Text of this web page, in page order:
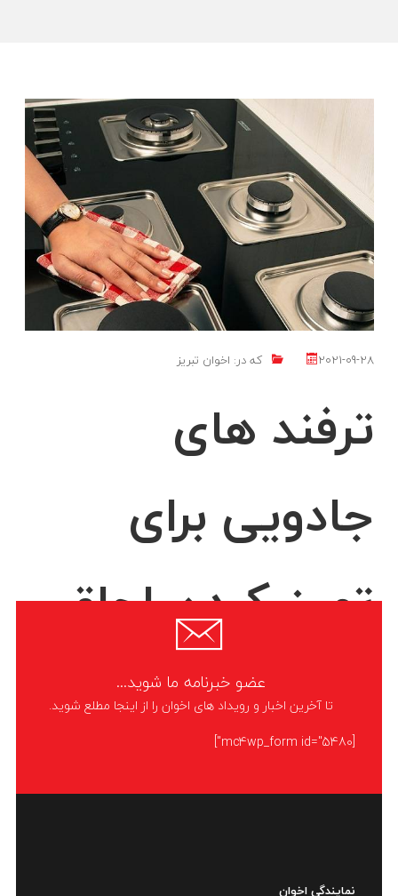
2021-09-28 که در: اخوان تبریز
ترفند های
جادویی برای
تمیز کردن اجاق
گاز
عضو خبرنامه ما شوید...
تا آخرین اخبار و رویداد های اخوان را از اینجا مطلع شوید.
[mc4wp_form id="5480"]
نمایندگی اخوان